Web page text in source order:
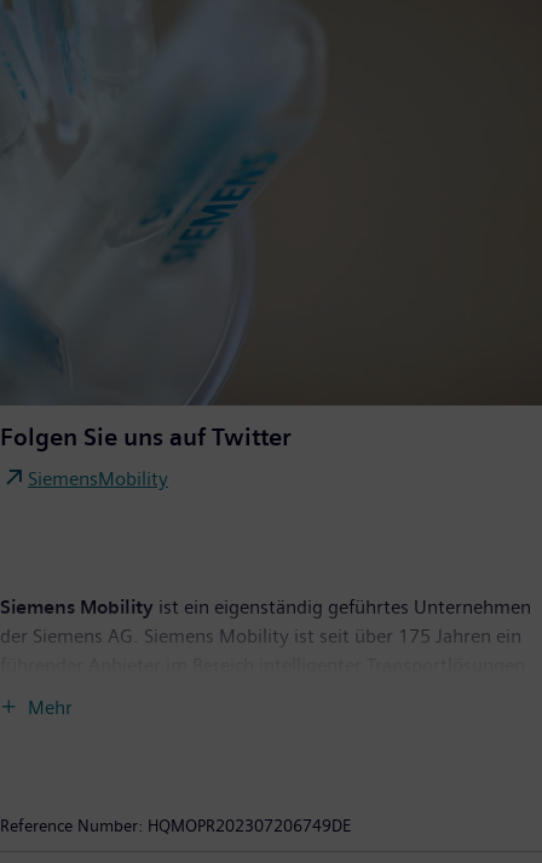
Folgen Sie uns auf Twitter
SiemensMobility
Siemens Mobility ist ein eigenständig geführtes Unternehmen
der Siemens AG. Siemens Mobility ist seit über 175 Jahren ein
Produkten und Lösungen ermöglicht Siemens Mobility
Mehr
Reference Number: HQMOPR202307206749DE